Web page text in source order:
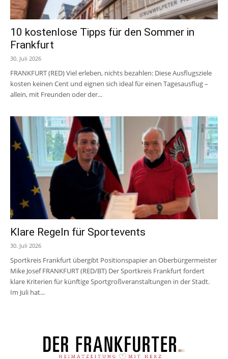
10 kostenlose Tipps für den Sommer in
Frankfurt
30. Juli 2026
FRANKFURT (RED) Viel erleben, nichts bezahlen: Diese Ausflugsziele
kosten keinen Cent und eignen sich ideal für einen Tagesausflug –
allein, mit Freunden oder der...
Klare Regeln für Sportevents
30. Juli 2026
Sportkreis Frankfurt übergibt Positionspapier an Oberbürgermeister
Mike Josef FRANKFURT (RED/BT) Der Sportkreis Frankfurt fordert
klare Kriterien für künftige Sportgroßveranstaltungen in der Stadt.
Im Juli hat...